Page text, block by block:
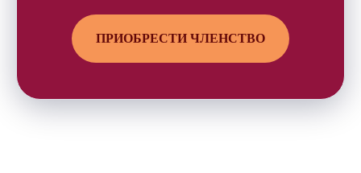
ПРИОБРЕСТИ ЧЛЕНСТВО